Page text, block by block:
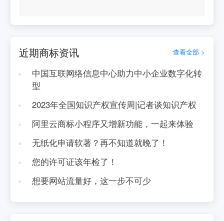
近期商标资讯 查看全部 >
中国互联网络信息中心助力中小企业数字化转
型
2023年全国知识产权宣传周|记者谈知识产权
阿里云商标小程序又增新功能，一起来体验
无纸化申请软著？再不知道就晚了！
您的许可证该年检了！
想要网站流量好，这一步不可少